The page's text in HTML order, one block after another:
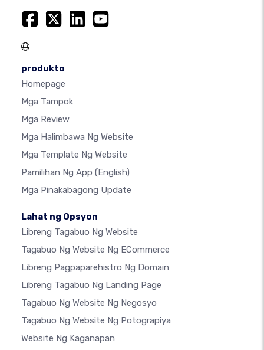
produkto
Homepage
Mga Tampok
Mga Review
Mga Halimbawa Ng Website
Mga Template Ng Website
Pamilihan Ng App (English)
Mga Pinakabagong Update
Lahat ng Opsyon
Libreng Tagabuo Ng Website
Tagabuo Ng Website Ng ECommerce
Libreng Pagpaparehistro Ng Domain
Libreng Tagabuo Ng Landing Page
Tagabuo Ng Website Ng Negosyo
Tagabuo Ng Website Ng Potograpiya
Website Ng Kaganapan